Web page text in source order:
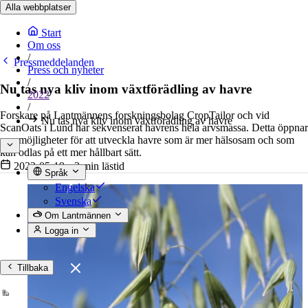
Alla webbplatser
Start
Om oss
/
Press och nyheter
/
2022
/
Nu tas nya kliv inom växtförädling av havre
Språk
Engelska
Svenska
Om Lantmännen
Logga in
Tillbaka
Pressmeddelanden
Nu tas nya kliv inom växtförädling av havre
Forskare på Lantmännens forskningsbolag CropTailor och vid
ScanOats i Lund har sekvenserat havrens hela arvsmassa. Detta öppnar
nya möjligheter för att utveckla havre som är mer hälsosam och som
kan odlas på ett mer hållbart sätt.
2022-05-19• 3 min lästid